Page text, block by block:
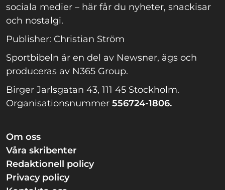
sociala medier – här får du nyheter, snackisar
och nostalgi.
Publisher: Christian Ström
Sportbibeln är en del av Newsner, ägs och
produceras av N365 Group.
Birger Jarlsgatan 43, 111 45 Stockholm.
Organisationsnummer 556724-1806.
Om oss
Våra skribenter
Redaktionell policy
Privacy policy